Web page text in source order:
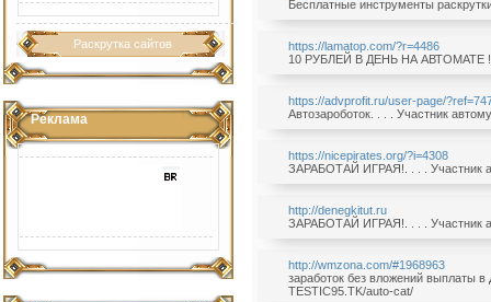
Раскрутка сайтов
Реклама
Бесплатные инструменты
https://lamatop.com/?r=4486
10 РУБЛЕЙ В ДЕНЬ НА АВТОМАТЕ !. .
https://advprofit.ru/user-page/
Автозароботок. . . . Участник
https://nicepirates.org/?i=4308
ЗАРАБОТАЙ ИГРАЯ!. . . . Участник
http://denegkitut.ru
ЗАРАБОТАЙ ИГРАЯ!. . . . Участник
http://wmzona.com/#1968963
заработок без вложений выплаты
TESTIC95.TK/auto-cat/